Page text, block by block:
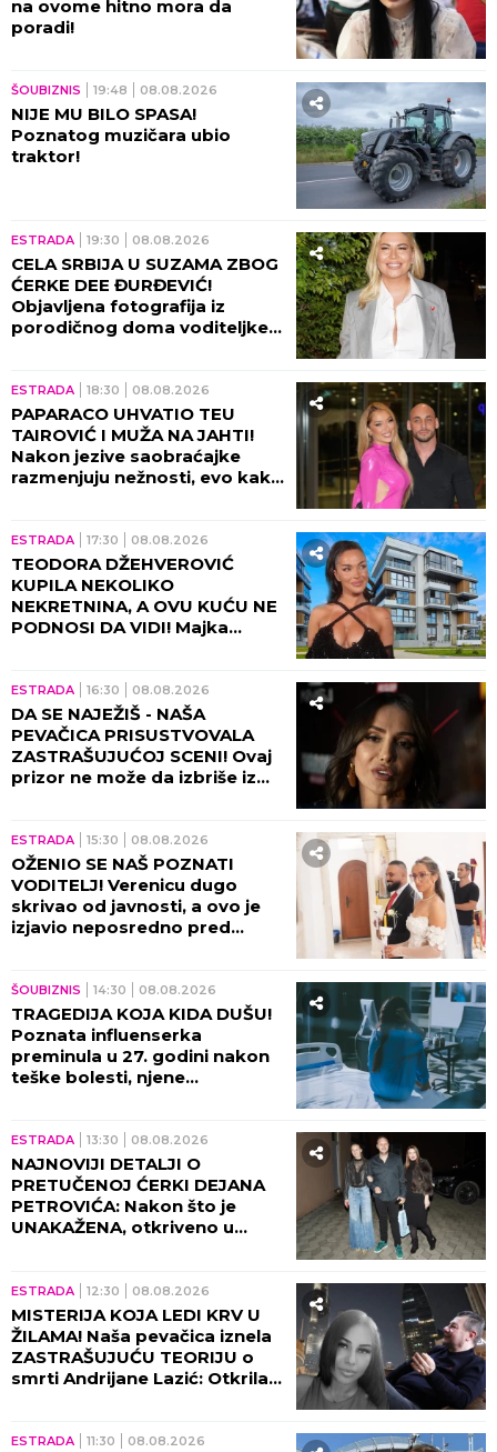
na ovome hitno mora da
poradi!
ŠOUBIZNIS 19:48 08.08.2026
NIJE MU BILO SPASA!
Poznatog muzičara ubio
traktor!
ESTRADA 19:30 08.08.2026
CELA SRBIJA U SUZAMA ZBOG
ĆERKE DEE ĐURĐEVIĆ!
Objavljena fotografija iz
porodičnog doma voditeljke,
ESTRADA 18:30 08.08.2026
PAPARACO UHVATIO TEU
TAIROVIĆ I MUŽA NA JAHTI!
Nakon jezive saobraćajke
razmenjuju nežnosti, evo kako
ESTRADA 17:30 08.08.2026
TEODORA DŽEHVEROVIĆ
KUPILA NEKOLIKO
NEKRETNINA, A OVU KUĆU NE
PODNOSI DA VIDI! Majka
ESTRADA 16:30 08.08.2026
DA SE NAJEŽIŠ - NAŠA
PEVAČICA PRISUSTVOVALA
ZASTRAŠUJUĆOJ SCENI! Ovaj
prizor ne može da izbriše iz
ESTRADA 15:30 08.08.2026
OŽENIO SE NAŠ POZNATI
VODITELJ! Verenicu dugo
skrivao od javnosti, a ovo je
izjavio neposredno pred
ŠOUBIZNIS 14:30 08.08.2026
TRAGEDIJA KOJA KIDA DUŠU!
Poznata influenserka
preminula u 27. godini nakon
teške bolesti, njene
ESTRADA 13:30 08.08.2026
NAJNOVIJI DETALJI O
PRETUČENOJ ĆERKI DEJANA
PETROVIĆA: Nakon što je
UNAKAŽENA, otkriveno u
ESTRADA 12:30 08.08.2026
MISTERIJA KOJA LEDI KRV U
ŽILAMA! Naša pevačica iznela
ZASTRAŠUJUĆU TEORIJU o
smrti Andrijane Lazić: Otkrila
ESTRADA 11:30 08.08.2026